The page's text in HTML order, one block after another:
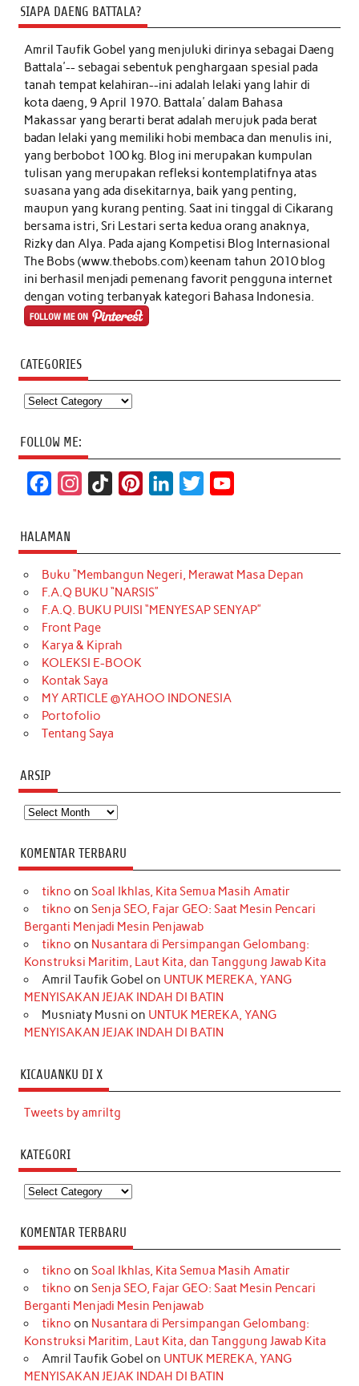
SIAPA DAENG BATTALA?
Amril Taufik Gobelyang menjuluki dirinya sebagai Daeng
Battala'-- sebagai sebentuk penghargaan spesial pada
tanah tempat kelahiran--ini adalah lelaki yang lahir di
kota daeng, 9 April 1970. Battala' dalam Bahasa
Makassar yang berarti berat adalah merujuk pada berat
badan lelaki yang memiliki hobi membaca dan menulis ini,
yang berbobot 100 kg. Blog ini merupakan kumpulan
tulisan yang merupakan refleksi kontemplatifnya atas
suasana yang ada disekitarnya, baik yang penting,
maupun yang kurang penting. Saat ini tinggal di Cikarang
bersama istri, Sri Lestari serta kedua orang anaknya,
Rizky dan Alya. Pada ajang Kompetisi Blog Internasional
The Bobs (www.thebobs.com) keenam tahun 2010 blog
ini berhasil menjadi pemenang favorit pengguna internet
dengan voting terbanyak kategori Bahasa Indonesia.
CATEGORIES
Categories
FOLLOW ME:
c
e
b
o
o
k
t
a
g
r
a
m
T
o
k
t
e
r
k
e
d
t
t
e
T
u
b
HALAMAN
Buku “Membangun Negeri, Merawat Masa Depan
F.A.Q BUKU “NARSIS”
F.A.Q. BUKU PUISI “MENYESAP SENYAP”
Front Page
Karya & Kiprah
KOLEKSI E-BOOK
Kontak Saya
MY ARTICLE @YAHOO INDONESIA
Portofolio
Tentang Saya
ARSIP
Arsip
KOMENTAR TERBARU
tikno on Soal Ikhlas, Kita Semua Masih Amatir
tikno on Senja SEO, Fajar GEO: Saat Mesin Pencari
Berganti Menjadi Mesin Penjawab
tikno on Nusantara di Persimpangan Gelombang:
Konstruksi Maritim, Laut Kita, dan Tanggung Jawab Kita
Amril Taufik Gobel on UNTUK MEREKA, YANG
MENYISAKAN JEJAK INDAH DI BATIN
Musniaty Musni on UNTUK MEREKA, YANG
MENYISAKAN JEJAK INDAH DI BATIN
KICAUANKU DI X
Tweets by amriltg
KATEGORI
Kategori
KOMENTAR TERBARU
tikno on Soal Ikhlas, Kita Semua Masih Amatir
tikno on Senja SEO, Fajar GEO: Saat Mesin Pencari
Berganti Menjadi Mesin Penjawab
tikno on Nusantara di Persimpangan Gelombang:
Konstruksi Maritim, Laut Kita, dan Tanggung Jawab Kita
Amril Taufik Gobel on UNTUK MEREKA, YANG
MENYISAKAN JEJAK INDAH DI BATIN